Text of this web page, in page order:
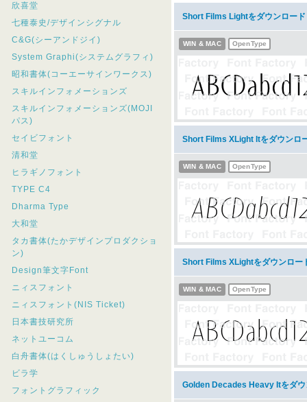
欣喜堂
七種泰史/デザインシグナル
C&G(シーアンドジイ)
System Graphi(システムグラフィ)
昭和書体(コーエーサインワークス)
スキルインフォメーションズ
スキルインフォメーションズ(MOJI
パス)
セイビフォント
清和堂
ヒラギノフォント
TYPE C4
Dharma Type
大和堂
タカ書体(たかデザインプロダクショ
ン)
Design筆文字Font
ニィスフォント
ニィスフォント(NIS Ticket)
日本書技研究所
ネットユーコム
白舟書体(はくしゅうしょたい)
ビラ学
フォントグラフィック
Short Films Lightをダウンロード
WIN & MAC OpenType
Short Films XLight Itをダウンロ
WIN & MAC OpenType
Short Films XLightをダウンロー
WIN & MAC OpenType
Golden Decades Heavy Itをダウ